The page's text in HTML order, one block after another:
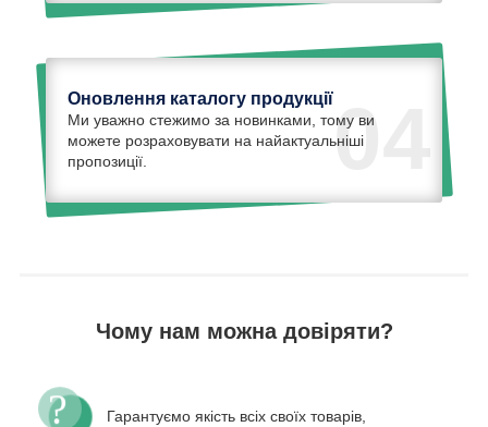
04
Оновлення каталогу продукції
Ми уважно стежимо за новинками, тому ви
можете розраховувати на найактуальніші
пропозиції.
Чому нам можна довіряти?
Гарантуємо якість всіх своїх товарів,